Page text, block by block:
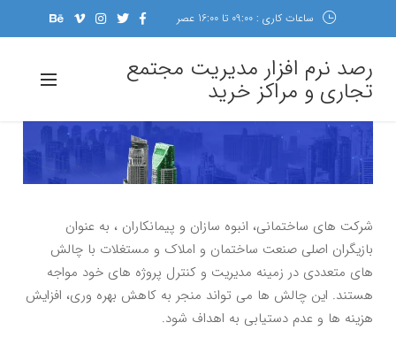
ساعات کاری : 09:00 تا 16:00 عصر
رصد نرم افزار مدیریت مجتمع
تجاری و مراکز خرید
شرکت های ساختمانی، انبوه سازان و پیمانکاران ، به عنوان
بازیگران اصلی صنعت ساختمان و املاک و مستغلات با چالش
های متعددی در زمینه مدیریت و کنترل پروژه های خود مواجه
هستند. این چالش ها می تواند منجر به کاهش بهره وری، افزایش
هزینه ها و عدم دستیابی به اهداف شود.